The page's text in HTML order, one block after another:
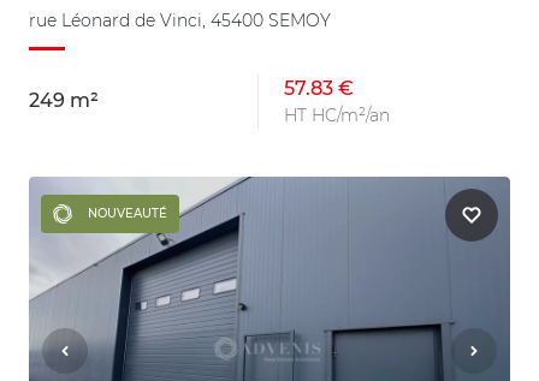
rue Léonard de Vinci, 45400 SEMOY
249 m²
57.83 €
HT HC/m²/an
NOUVEAUTÉ